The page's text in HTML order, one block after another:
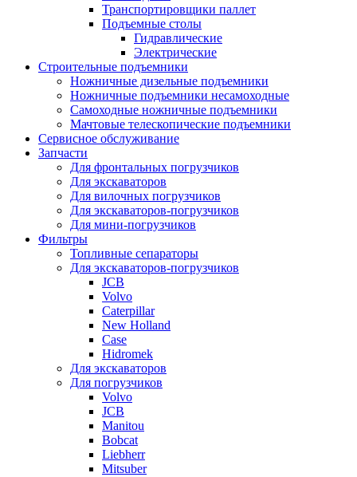
Транспортировщики паллет
Подъемные столы
Гидравлические
Электрические
Строительные подъемники
Ножничные дизельные подъемники
Ножничные подъемники несамоходные
Самоходные ножничные подъемники
Мачтовые телескопические подъемники
Сервисное обслуживание
Запчасти
Для фронтальных погрузчиков
Для экскаваторов
Для вилочных погрузчиков
Для экскаваторов-погрузчиков
Для мини-погрузчиков
Фильтры
Топливные сепараторы
Для экскаваторов-погрузчиков
JCB
Volvo
Caterpillar
New Holland
Case
Hidromek
Для экскаваторов
Для погрузчиков
Volvo
JCB
Manitou
Bobcat
Liebherr
Mitsuber